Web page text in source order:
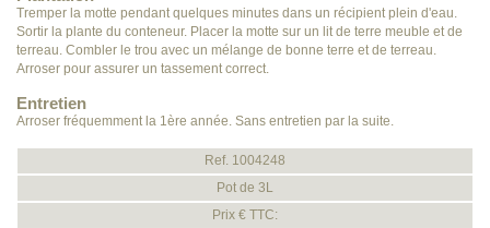
Tremper la motte pendant quelques minutes dans un récipient plein d'eau.
Sortir la plante du conteneur. Placer la motte sur un lit de terre meuble et de
terreau. Combler le trou avec un mélange de bonne terre et de terreau.
Arroser pour assurer un tassement correct.
Entretien
Arroser fréquemment la 1ère année. Sans entretien par la suite.
Ref. 1004248
Pot de 3L
Prix € TTC: